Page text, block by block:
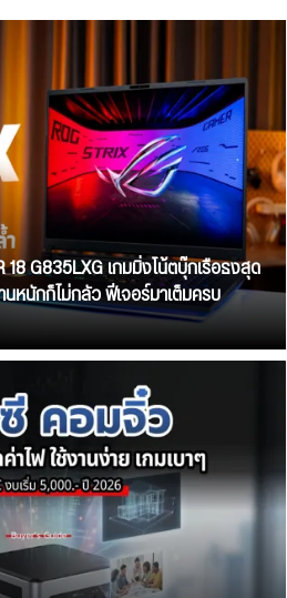
18 G835LXG เกมมิ่งโน้ตบุ๊กเรือธงสุด
หนักก็ไม่กลัว ฟีเจอร์มาเต็มครบ